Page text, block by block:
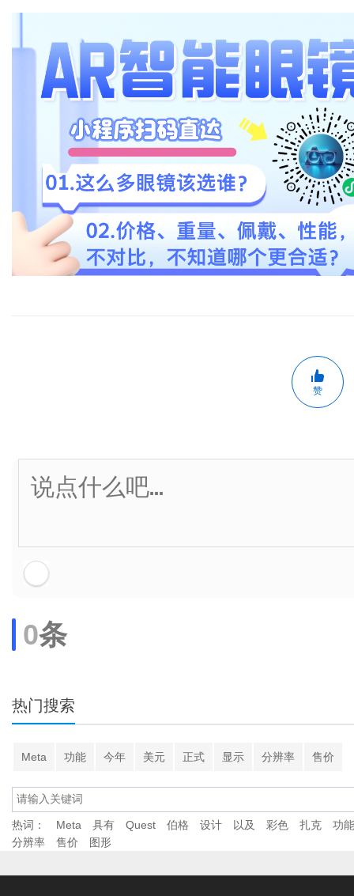
赞
0条
热门搜索
Meta 功能 今年 美元 正式 显示 分辨率 售价
热词： Meta 具有 Quest 伯格 设计 以及 彩色 扎克
功能
分辨率
售价 图形